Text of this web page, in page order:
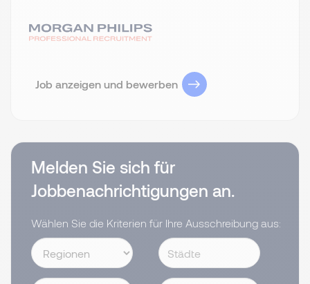
Job anzeigen und bewerben
Melden Sie sich für
Jobbenachrichtigungen an.
Wählen Sie die Kriterien für Ihre Ausschreibung aus: